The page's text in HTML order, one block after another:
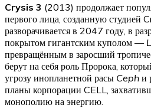
Crysis 3 (2013) продолжает
первого лица, созданную студией
разворачивается в 2047 году, в
покрытом гигантским куполом —
превращённым в заросший
берут на себя роль Пророка,
угрозу инопланетной расы Ceph и
планы корпорации CELL,
монополию на энергию.